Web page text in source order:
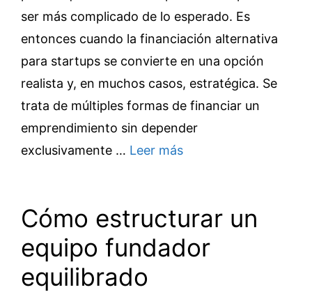
ser más complicado de lo esperado. Es
entonces cuando la financiación alternativa
para startups se convierte en una opción
realista y, en muchos casos, estratégica. Se
trata de múltiples formas de financiar un
emprendimiento sin depender
exclusivamente … Leer más
Cómo estructurar un
equipo fundador
equilibrado